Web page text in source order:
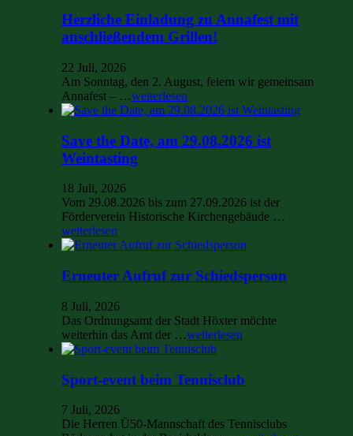
Herzliche Einladung zu Annafest mit
anschließendem Grillen!
22 Juli, 2026
Am Sonntag, den 2. August, feiern wir gemeinsam
Annafest – …weiterlesen
Save the Date, am 29.08.2026 ist
Weintasting
18 Juli, 2026
Vom 29.08.2026 bis zum 27.09.2026 ist der
Förderverein Historische Kirchengebäude …
weiterlesen
Erneuter Aufruf zur Schiedsperson
8 Juli, 2026
Das Ordnungsamt der Stadt Höxter möchte
weiterhin das Amt der …weiterlesen
Sport-event beim Tennisclub
7 Juli, 2026
Die Herren Ü50-Mannschaft des Tennisclubs